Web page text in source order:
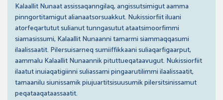
Kalaallit Nunaat assissaqanngilaq, angissutsimigut aamma
pinngortitamigut alianaatsorsuakkut. Nukissiorfiit iluani
atorfeqartutut sulianut tunngasutut ataatsimoorfimmi
siamasissumi, Kalaallit Nunaanni tamarmi siammaqqasumi
ilaalissaatit. Pilersuisarneq sumiiffikkaani suliaqarfigaarput,
aammalu Kalaallit Nunaannik pituttueqataavugut. Nukissiorfiit
ilaatut inuiaqatigiinni suliassami pingaarutilimmi ilaalissaatit,
tamaanilu siunissamik piujuartitsisuusumik pilersitsinissamut
peqataaqataassaatit.